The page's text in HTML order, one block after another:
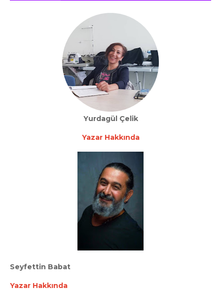
Yurdagül Çelik
Yazar Hakkında
Seyfettin Babat
Yazar Hakkında